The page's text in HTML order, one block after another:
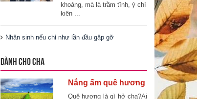
khoáng, mà là trầm tĩnh, ý chí
kiên ...
Nhân sinh nếu chỉ như lần đầu gặp gỡ
DÀNH CHO CHA
Nắng ấm quê hương
Quê hương là gì hở cha?Ai